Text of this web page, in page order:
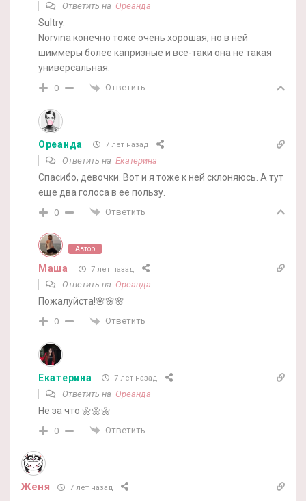
Ответить на Ореанда
Sultry.
Norvina конечно тоже очень хорошая, но в ней
шиммеры более капризные и все-таки она не такая
универсальная.
0 Ответить
Ореанда 7 лет назад
Ответить на Екатерина
Спасибо, девочки. Вот и я тоже к ней склоняюсь. А тут
еще два голоса в ее пользу.
0 Ответить
Автор
Маша 7 лет назад
Ответить на Ореанда
Пожалуйста!🌸🌸🌸
0 Ответить
Екатерина 7 лет назад
Ответить на Ореанда
Не за что 🌼🌼🌼
0 Ответить
Женя 7 лет назад